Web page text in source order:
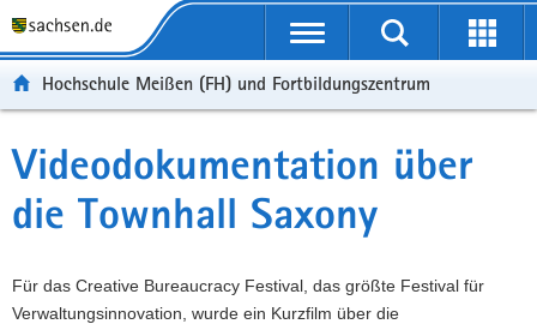
Portalübergreifende
Hochschule Meißen (FH) und Fortbildungszentrum
Videodokumentation über
die Townhall Saxony
Für das Creative Bureaucracy Festival, das größte Festival für
Verwaltungsinnovation, wurde ein Kurzfilm über die